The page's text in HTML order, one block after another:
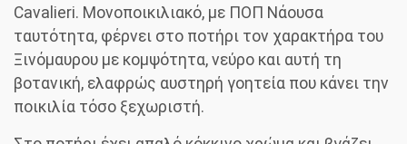
Cavalieri. Μονοποικιλιακό, με ΠΟΠ Νάουσα
ταυτότητα, φέρνει στο ποτήρι τον χαρακτήρα του
Ξινόμαυρου με κομψότητα, νεύρο και αυτή τη
βοτανική, ελαφρώς αυστηρή γοητεία που κάνει την
ποικιλία τόσο ξεχωριστή.